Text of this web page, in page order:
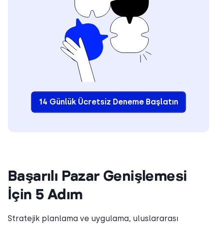
14 Günlük Ücretsiz Deneme Başlatın
Başarılı Pazar Genişlemesi
İçin 5 Adım
Stratejik planlama ve uygulama, uluslararası